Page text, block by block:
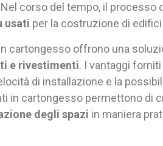
corso del tempo, il
usati per la costruzione di
cartongesso offrono una
e rivestimenti. I vantaggi
di installazione e la
in cartongesso permettono di
degli spazi in maniera